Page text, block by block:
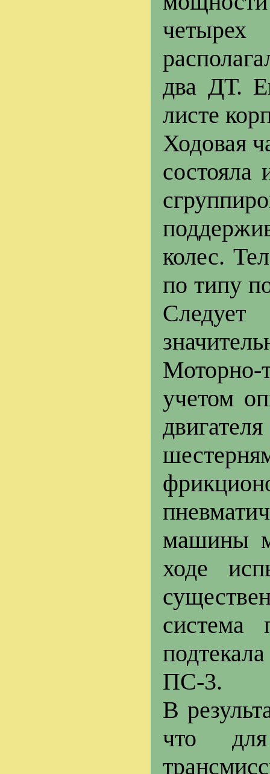
четырех
два ДТ.
листе
Ходовая
состояла
колес.
по типу
Следует
Моторно-
учетом
машины
ходе
система
ПС-3.
В
что для